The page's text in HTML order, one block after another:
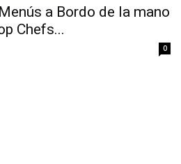
a Bordo de la mano
Chefs...
0